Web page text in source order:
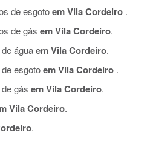
de esgotoem Vila Cordeiro .
de gás em Vila Cordeiro.
águaem Vila Cordeiro.
esgotoem Vila Cordeiro .
gás em Vila Cordeiro.
Vila Cordeiro.
.